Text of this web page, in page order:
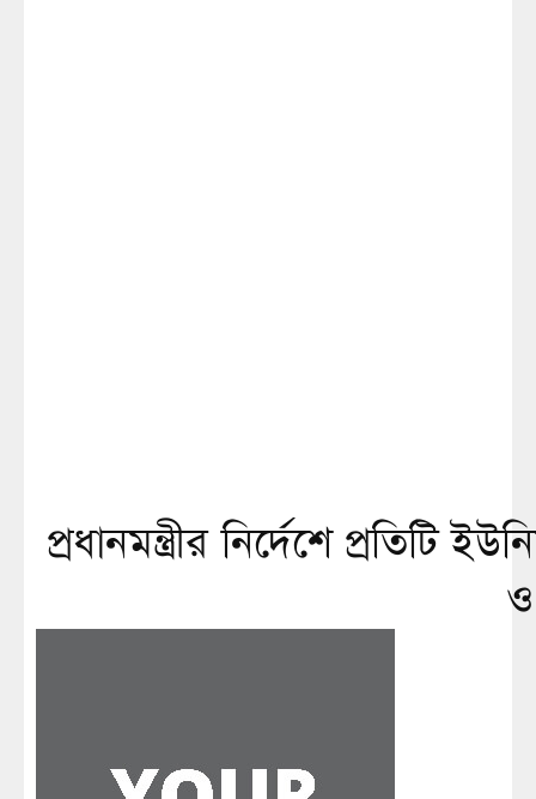
প্রধানমন্ত্রীর নির্দেশে
ও